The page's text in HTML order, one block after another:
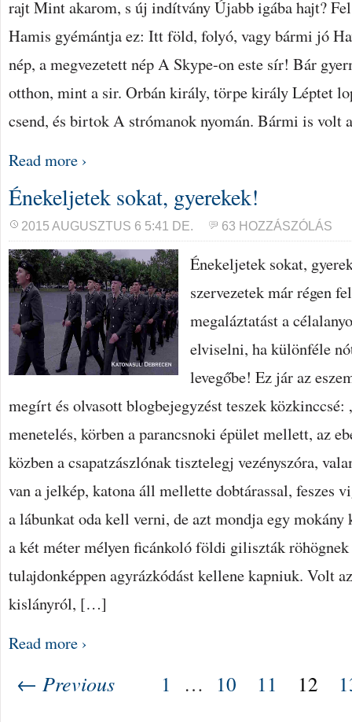
rajt Mint akarom, s új indítvány Újabb igába hajt?
Hamis gyémántja ez: Itt föld, folyó, vagy bármi jó
nép, a megvezetett nép A Skype-on este sír! Bár
otthon, mint a sir. Orbán király, törpe király Léptet
csend, és birtok A strómanok nyomán. Bármi is volt
Read more ›
Énekeljetek sokat, gyerekek!
2015 AUGUSZTUS 6 5:41 DE. 63 HOZZÁSZÓLÁS
Énekeljetek sokat,
szervezetek már régen
megaláztatást a
elviselni, ha különféle
levegőbe! Ez jár az
megírt és olvasott blogbejegyzést teszek közkinccsé:
menetelés, körben a parancsnoki épület mellett, az
közben a csapatzászlónak tisztelegj vezényszóra,
van a jelkép, katona áll mellette dobtárassal, feszes
a lábunkat oda kell verni, de azt mondja egy
a két méter mélyen ficánkoló földi giliszták
tulajdonképpen agyrázkódást kellene kapniuk. Volt
kislányról, […]
Read more ›
← Previous 1 … 10 11 12